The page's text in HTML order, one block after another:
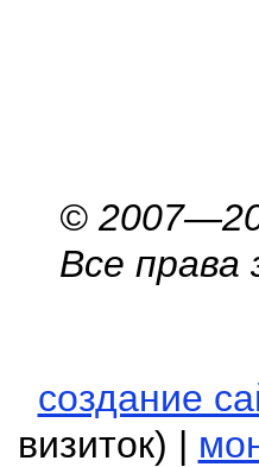
©
Все
создание
визиток) |